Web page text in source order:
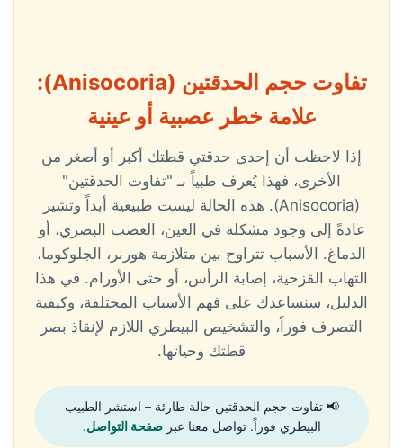
تفاوت حجم الحدقتين (Anisocoria):
علامة خطر عصبية أو عينية
إذا لاحظت أن إحدى حدقتي قطتك أكبر أو أصغر من
الأخرى، فهذا يُعرف طبياً بـ "تفاوت الحدقتين"
(Anisocoria). هذه الحالة ليست طبيعية أبداً وتشير
عادةً إلى وجود مشكلة في العين، العصب البصري، أو
الدماغ. الأسباب تتراوح بين متلازمة هورنر، الجلوكوما،
التهاب القزحية، إصابة الرأس، أو حتى الأورام. في هذا
الدليل، سنساعدك على فهم الأسباب المختلفة، وكيفية
التصرف فوراً، والتشخيص البيطري اللازم لإنقاذ بصر
قطتك وحياتها.
📢 تفاوت حجم الحدقتين حالة طارئة – استشر الطبيب
البيطري فوراً. تواصل معنا عبرصفحة التواصل.